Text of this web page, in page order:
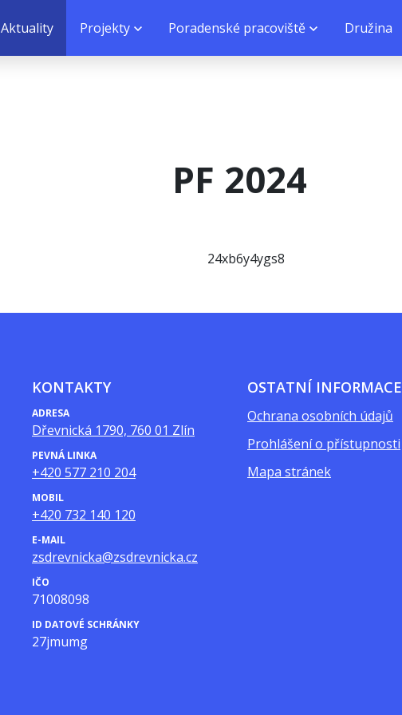
Aktuality Projekty Poradenské pracoviště Družina
PF 2024
KONTAKTY
ADRESA
Dřevnická 1790, 760 01 Zlín
PEVNÁ LINKA
+420 577 210 204
MOBIL
+420 732 140 120
E-MAIL
zsdrevnicka@zsdrevnicka.cz
IČO
71008098
ID DATOVÉ SCHRÁNKY
27jmumg
OSTATNÍ INFORMACE
Ochrana osobních údajů
Prohlášení o přístupnosti
Mapa stránek